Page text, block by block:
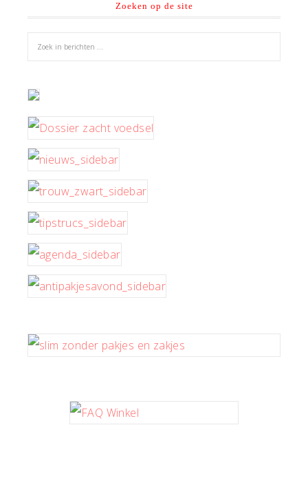
Zoeken op de site